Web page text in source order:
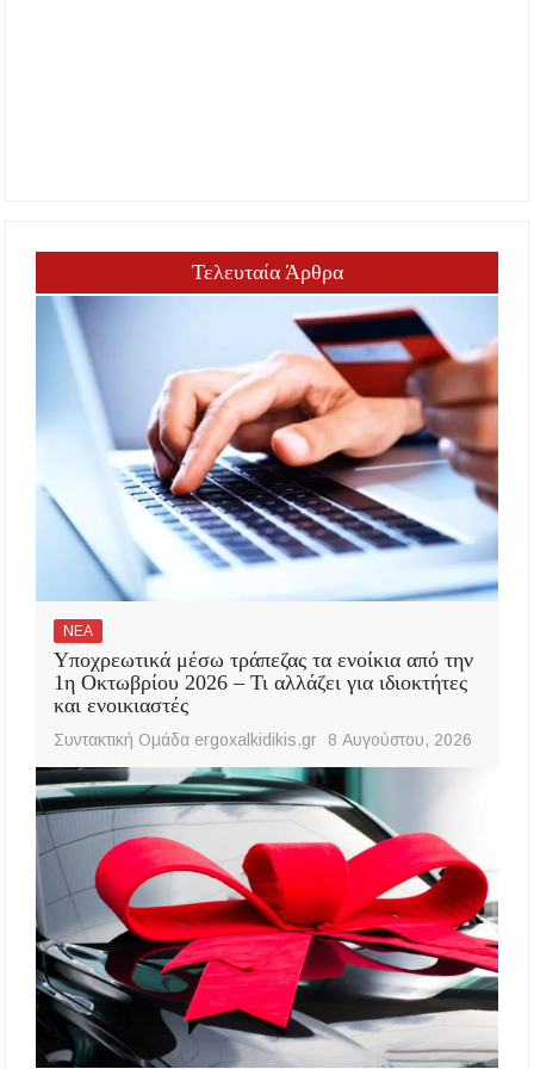
Τελευταία Άρθρα
ΝΕΑ
Υποχρεωτικά μέσω τράπεζας τα ενοίκια από την
1η Οκτωβρίου 2026 – Τι αλλάζει για ιδιοκτήτες
και ενοικιαστές
Συντακτική Ομάδα ergoxalkidikis.gr 8 Αυγούστου, 2026